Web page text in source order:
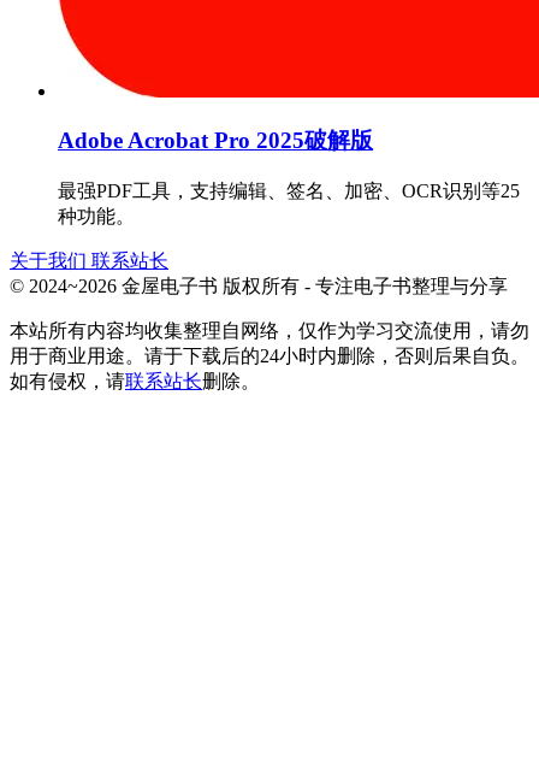
Adobe Acrobat Pro 2025破解版
最强PDF工具，支持编辑、签名、加密、OCR识别等25
种功能。
关于我们 联系站长
© 2024~2026 金屋电子书 版权所有 - 专注电子书整理与分享
本站所有内容均收集整理自网络，仅作为学习交流使用，请勿
用于商业用途。请于下载后的24小时内删除，否则后果自负。
如有侵权，请联系站长删除。